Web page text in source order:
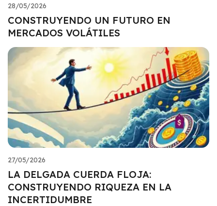
28/05/2026
CONSTRUYENDO UN FUTURO EN
MERCADOS VOLÁTILES
27/05/2026
LA DELGADA CUERDA FLOJA:
CONSTRUYENDO RIQUEZA EN LA
INCERTIDUMBRE